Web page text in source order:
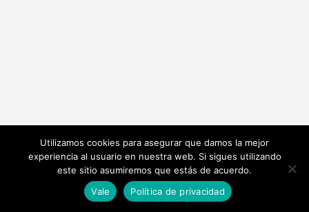
Utilizamos cookies para asegurar que damos la mejor
experiencia al usuario en nuestra web. Si sigues utilizando
este sitio asumiremos que estás de acuerdo.
Vale
Política de privacidad